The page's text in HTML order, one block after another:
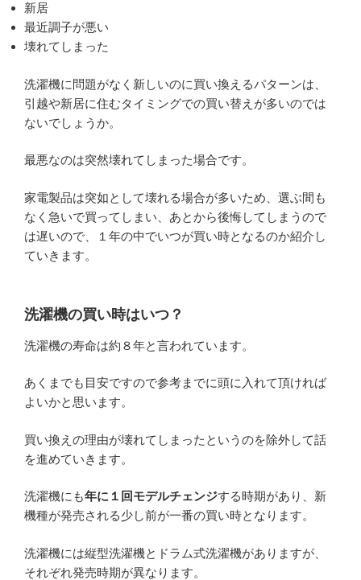
新居
最近調子が悪い
壊れてしまった
洗濯機に問題がなく新しいのに買い換えるパターンは、
引越や新居に住むタイミングでの買い替えが多いのでは
ないでしょうか。
最悪なのは突然壊れてしまった場合です。
家電製品は突如として壊れる場合が多いため、選ぶ間も
なく急いで買ってしまい、あとから後悔してしまうので
は遅いので、１年の中でいつが買い時となるのか紹介し
ていきます。
洗濯機の買い時はいつ？
洗濯機の寿命は約８年と言われています。
あくまでも目安ですので参考までに頭に入れて頂ければ
よいかと思います。
買い換えの理由が壊れてしまったというのを除外して話
を進めていきます。
洗濯機にも年に１回モデルチェンジする時期があり、新
機種が発売される少し前が一番の買い時となります。
洗濯機には縦型洗濯機とドラム式洗濯機がありますが、
それぞれ発売時期が異なります。